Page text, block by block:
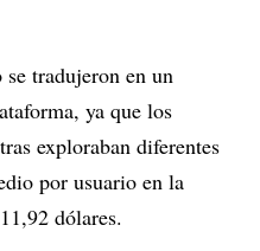
tradujeron en un
ya que los
exploraban diferentes
por usuario en la
dólares.